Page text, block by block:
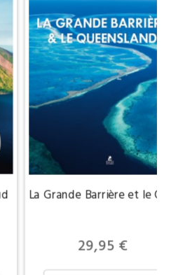
La Grande Barrière et le
Prix
29,95 €